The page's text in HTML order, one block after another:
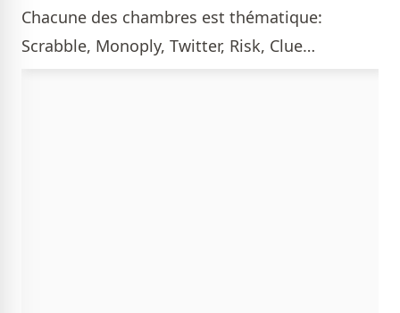
Chacune des chambres est thématique:
Scrabble, Monoply, Twitter, Risk, Clue…